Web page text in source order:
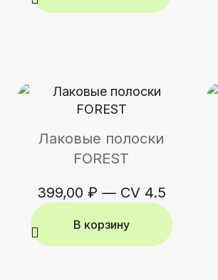
Лаковые полоски
FOREST
399,00 ₽ — CV 4.5
В корзину